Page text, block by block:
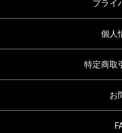
プライ
個人
特定商取
お